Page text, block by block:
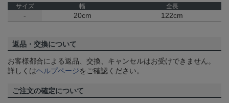
サイズ 幅 全長
- 20cm 122cm
返品・交換について
お客様都合による返品、交換、キャンセルはお受けできません。
詳しくはヘルプページをご確認ください。
ご注文の確定について